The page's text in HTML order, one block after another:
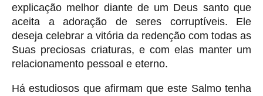
explicação melhor diante de um Deus santo que
aceita a adoração de seres corruptíveis. Ele
deseja celebrar a vitória da redenção com todas as
Suas preciosas criaturas, e com elas manter um
relacionamento pessoal e eterno.
Há estudiosos que afirmam que este Salmo tenha